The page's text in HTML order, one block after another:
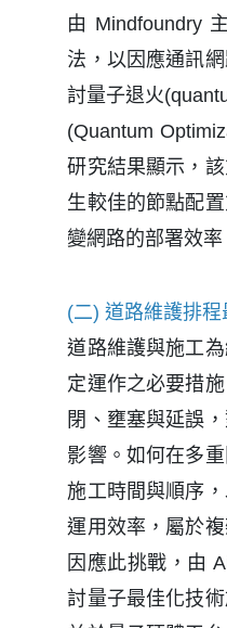
由 Mindfoundry
法，以因應通訊
討量子退火
(Quantum
研究結果顯示，
生較佳的節點配
變網路的部署效率
(二) 道路維護排程
道路維護與施工
定運作之必要措
閉、壅塞與延誤
影響。如何在多
施工時間與順序
運用效率，屬於
因應此挑戰，由
討量子最佳化技